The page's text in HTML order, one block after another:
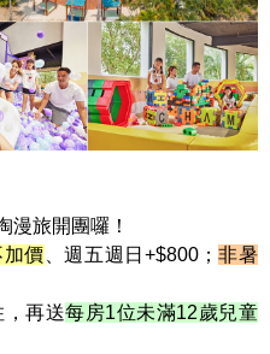
漫旅開團囉！
價 、週五週日+$800； 非暑
，再送每房1位未滿12歲兒童